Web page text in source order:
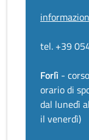
tel. +39
Forlì -
orario di
dal lunedì
il venerdì)